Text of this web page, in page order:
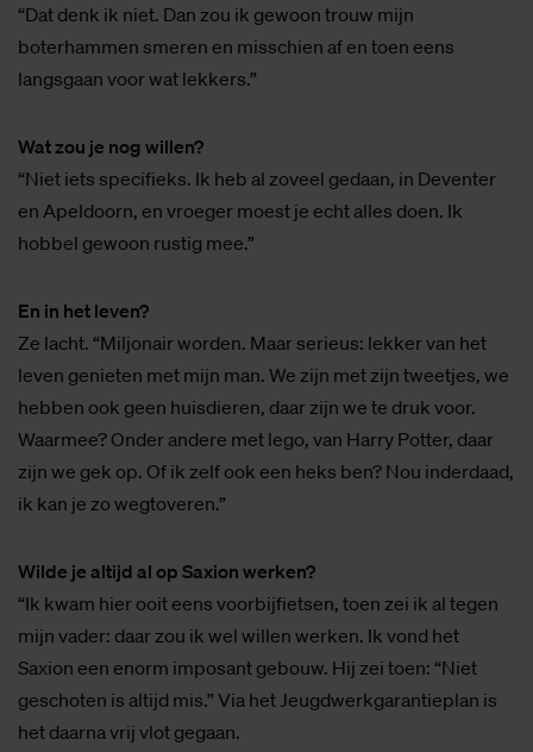
“Dat denk ik niet. Dan zou ik gewoon trouw mijn
boterhammen smeren en misschien af en toen eens
langsgaan voor wat lekkers.”
Wat zou je nog willen?
“Niet iets specifieks. Ik heb al zoveel gedaan, in Deventer
en Apeldoorn, en vroeger moest je echt alles doen. Ik
hobbel gewoon rustig mee.”
En in het leven?
Ze lacht. “Miljonair worden. Maar serieus: lekker van het
leven genieten met mijn man. We zijn met zijn tweetjes, we
hebben ook geen huisdieren, daar zijn we te druk voor.
Waarmee? Onder andere met lego, van Harry Potter, daar
zijn we gek op. Of ik zelf ook een heks ben? Nou inderdaad,
ik kan je zo wegtoveren.”
Wilde je altijd al op Saxion werken?
“Ik kwam hier ooit eens voorbijfietsen, toen zei ik al tegen
mijn vader: daar zou ik wel willen werken. Ik vond het
Saxion een enorm imposant gebouw. Hij zei toen: “Niet
geschoten is altijd mis.” Via het Jeugdwerkgarantieplan is
het daarna vrij vlot gegaan.